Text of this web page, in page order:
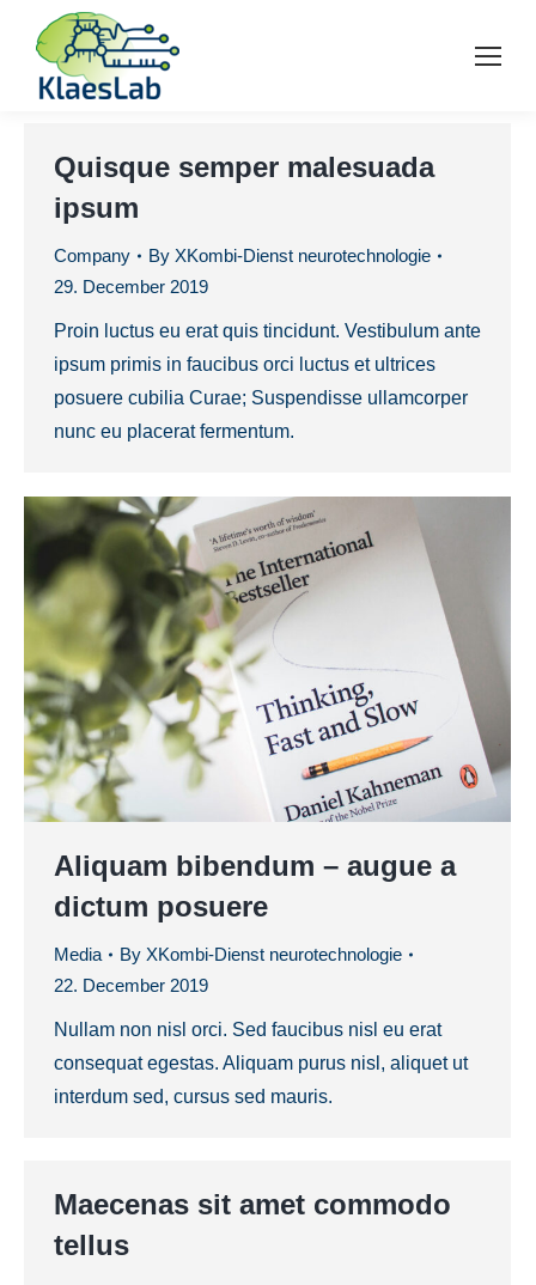
Quisque semper malesuada
ipsum
Company By XKombi-Dienst neurotechnologie
29. December 2019
Proin luctus eu erat quis tincidunt. Vestibulum ante
ipsum primis in faucibus orci luctus et ultrices
posuere cubilia Curae; Suspendisse ullamcorper
nunc eu placerat fermentum.
Aliquam bibendum – augue a
dictum posuere
Media By XKombi-Dienst neurotechnologie
22. December 2019
Nullam non nisl orci. Sed faucibus nisl eu erat
consequat egestas. Aliquam purus nisl, aliquet ut
interdum sed, cursus sed mauris.
Maecenas sit amet commodo
tellus